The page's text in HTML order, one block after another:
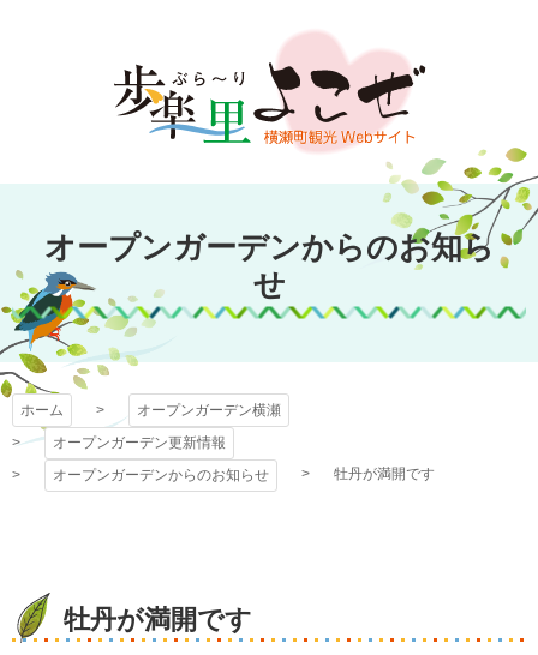
文
キ
プ
オープンガーデン
横瀬
オープンガーデンからのお知ら
せ
ホーム
オープンガーデン横瀬
オープンガーデン更新情報
オープンガーデンからのお知らせ
牡丹が満開です
牡丹が満開です